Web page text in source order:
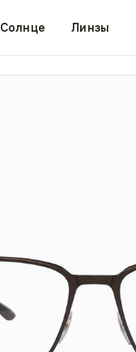
Солнце Линзы